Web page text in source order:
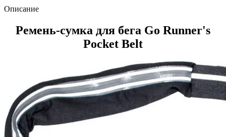
Описание
Ремень-сумка для бега Go Runner's
Pocket Belt